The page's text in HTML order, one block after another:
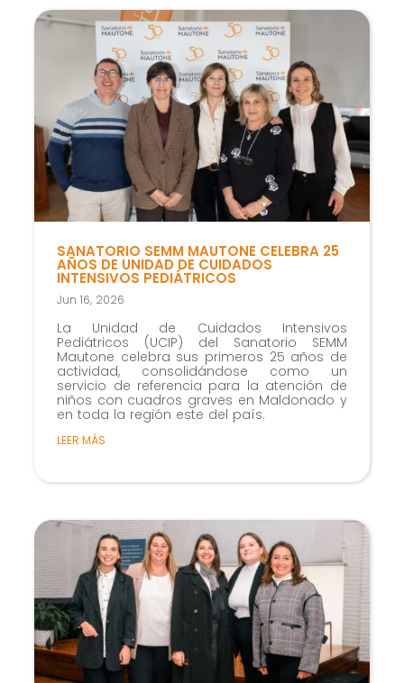
SANATORIO SEMM MAUTONE CELEBRA 25
AÑOS DE UNIDAD DE CUIDADOS
INTENSIVOS PEDIÁTRICOS
Jun 16, 2026
La Unidad de Cuidados Intensivos
Pediátricos (UCIP) del Sanatorio SEMM
Mautone celebra sus primeros 25 años de
actividad, consolidándose como un
servicio de referencia para la atención de
niños con cuadros graves en Maldonado y
en toda la región este del país.
LEER MÁS